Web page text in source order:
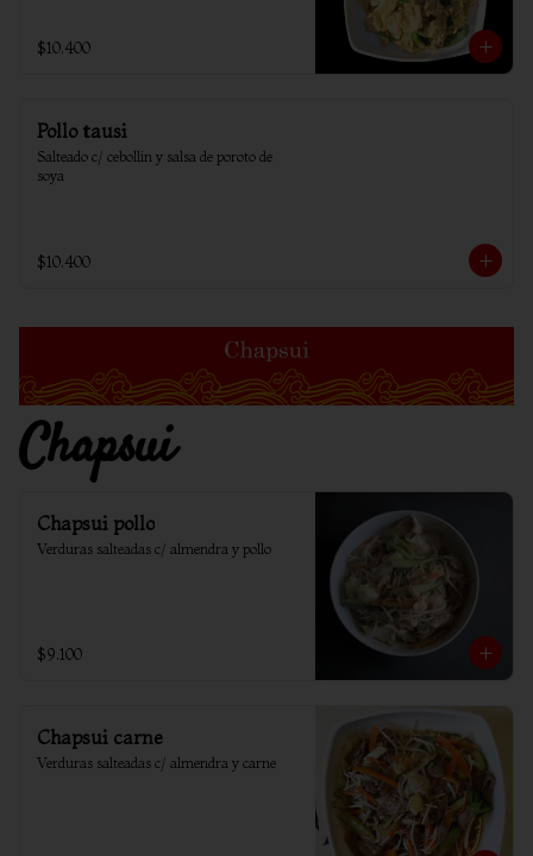
$10.400
Pollo tausi
Salteado c/ cebollin y salsa de poroto de
soya
$10.400
Chapsui
Chapsui pollo
Verduras salteadas c/ almendra y pollo
$9.100
Chapsui carne
Verduras salteadas c/ almendra y carne